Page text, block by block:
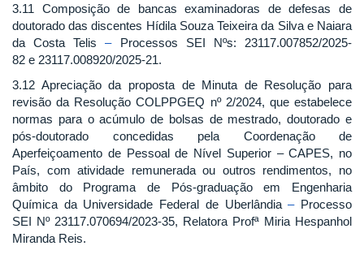
3.11 Composição de bancas examinadoras de defesas de
doutorado das discentes Hídila Souza Teixeira da Silva e Naiara
da Costa Telis– Processos SEI Nºs: 23117.007852/2025-
82 e 23117.008920/2025-21.
3.12 Apreciação da proposta de Minuta de Resolução para
revisão da Resolução COLPPGEQ nº 2/2024, que estabelece
normas para o acúmulo de bolsas de mestrado, doutorado e
pós-doutorado concedidas pela Coordenação de
Aperfeiçoamento de Pessoal de Nível Superior – CAPES, no
País, com atividade remunerada ou outros rendimentos, no
âmbito do Programa de Pós-graduação em Engenharia
Química da Universidade Federal de Uberlândia– Processo
SEI Nº 23117.070694/2023-35, Relatora Profª Miria Hespanhol
Miranda Reis.